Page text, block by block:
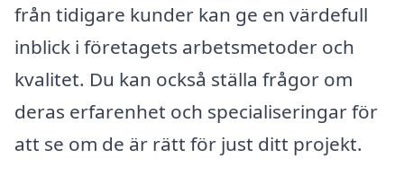
från tidigare kunder kan ge en värdefull
inblick i företagets arbetsmetoder och
kvalitet. Du kan också ställa frågor om
deras erfarenhet och specialiseringar för
att se om de är rätt för just ditt projekt.